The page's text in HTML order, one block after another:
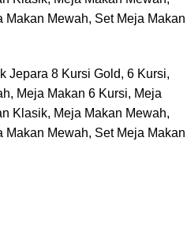
Jepara 8 Kursi Gold, 6 Kursi,
Meja Makan 6 Kursi, Meja
Klasik, Meja Makan Mewah,
Makan Mewah, Set Meja Makan